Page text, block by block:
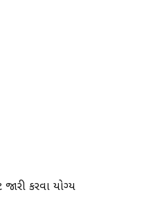
કરવા યોગ્ય